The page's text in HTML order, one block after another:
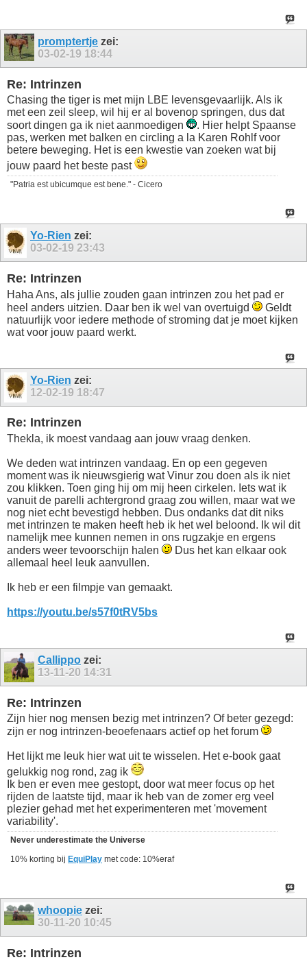
promptertje zei:
03-02-19 18:44
Re: Intrinzen
Chasing the tiger is met mijn LBE levensgevaarlijk. Als ik
met een zeil sleep, wil hij er al bovenop springen, dus dat
soort dingen ga ik niet aanmoedigen
. Hier helpt Spaanse
pas, werken met balken en circling a la Karen Rohlf voor
betere beweging. Het is een kwestie van zoeken wat bij
jouw paard het beste past
"Patria est ubicumque est bene." - Cicero
Yo-Rien zei:
03-02-19 23:43
Re: Intrinzen
Haha Ans, als jullie zouden gaan intrinzen zou het pad er
heel anders uitzien. Daar ben ik wel van overtuigd
Geldt
natuurlijk voor iedere methode of stroming dat je moet kijken
wat voor jouw paard werkt.
Yo-Rien zei:
12-02-19 18:47
Re: Intrinzen
Thekla, ik moest vandaag aan jouw vraag denken.
We deden wat intrinzen vandaag. En op een gegeven
moment was ik nieuwsgierig wat Vinur zou doen als ik niet
zou klikken. Toen ging hij om mij heen cirkelen. Iets wat ik
vanuit de parelli achtergrond graag zou willen, maar wat we
nog niet echt bevestigd hebben. Dus ondanks dat dit niks
met intrinzen te maken heeft heb ik het wel beloond. Ik wil dit
namelijk mee kunnen nemen in ons rugzakje en ergens
anders weer tevoorschijn halen
Dus het kan elkaar ook
allemaal heel leuk aanvullen.
Ik heb er een filmpje van gemaakt.
https://youtu.be/s57f0tRV5bs
Callippo zei:
13-11-20 14:31
Re: Intrinzen
Zijn hier nog mensen bezig met intrinzen? Of beter gezegd:
zijn er nog intrinzen-beoefenaars actief op het forum
Het lijkt me leuk hier wat uit te wisselen. Het e-book gaat
gelukkig nog rond, zag ik
Ik ben er even mee gestopt, door wat meer focus op het
rijden de laatste tijd, maar ik heb van de zomer erg veel
plezier gehad met het experimenteren met 'movement
variability'.
Never underestimate the Universe
10% korting bij EquiPlay met code: 10%eraf
whoopie zei:
30-11-20 10:45
Re: Intrinzen